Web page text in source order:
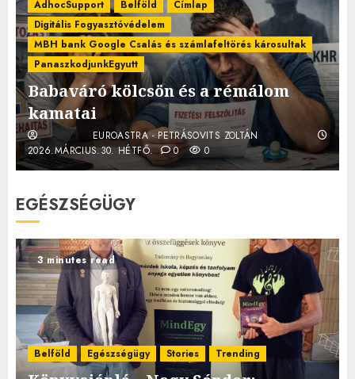
AdhocSupport
Belföld
Címlap
Digitális Fogyasztóvédelem
MBH bank Google Csalás és számlafeltörés károsultak
PanaszkodjunkEgyutt
Babaváró kölcsön és a rémálom
kamatai
EUROASTRA - PETRÁSOVITS ZOLTÁN
2026.MÁRCIUS.30. HÉTFŐ.
0 0
EGÉSZSÉGÜGY
3 minutes read
Belföld Egészségügy Stories Trending